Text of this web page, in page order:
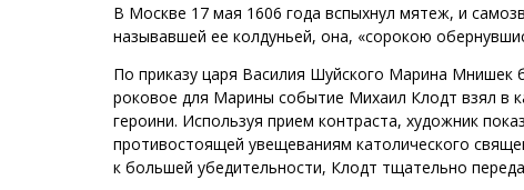
В Москве 17 мая 1606 года вспыхнул мятеж, и
называвшей ее колдуньей, она, «сорокою
По приказу царя Василия Шуйского Марина
роковое для Марины событие Михаил Клодт взял в
героини. Используя прием контраста, художник
противостоящей увещеваниям католического
к большей убедительности, Клодт тщательно